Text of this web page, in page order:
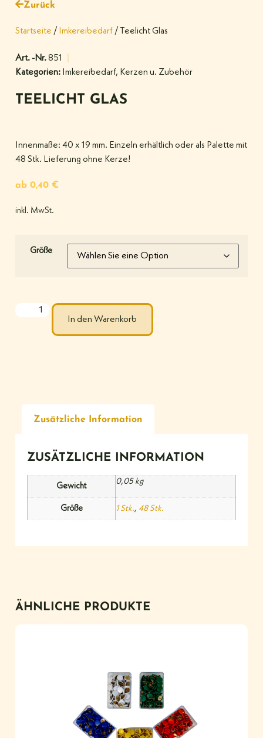
Zurück
Startseite / Imkereibedarf / Teelicht Glas
Art. -Nr.851
Kategorien: Imkereibedarf, Kerzen u. Zubehör
TEELICHT GLAS
Innenmaße: 40 x 19 mm. Einzeln erhältlich oder als Palette mit
48 Stk. Lieferung ohne Kerze!
ab 0,40 €
inkl. MwSt.
Größe
In den Warenkorb
Zusätzliche Information
ZUSÄTZLICHE INFORMATION
Gewicht
0,05 kg
Größe 1 Stk., 48 Stk.
ÄHNLICHE PRODUKTE